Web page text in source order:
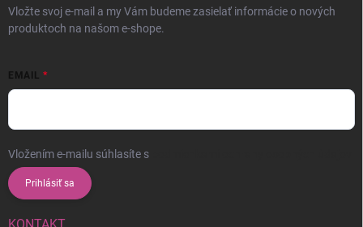
Vložte svoj e-mail a my Vám budeme zasielať informácie o nových
produktoch na našom e-shope.
EMAIL
Vložením e-mailu súhlasíte s
Prihlásiť sa